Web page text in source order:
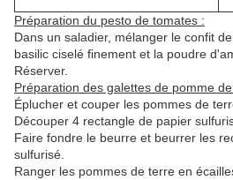
Préparation du pesto de tomates :
Dans un saladier, mélanger le confit
basilic ciselé finement et la poudre
Réserver.
Préparation des galettes de pomme
Éplucher et couper les pommes de
Découper 4 rectangle de papier
Faire fondre le beurre et beurrer les
sulfurisé.
Ranger les pommes de terre en